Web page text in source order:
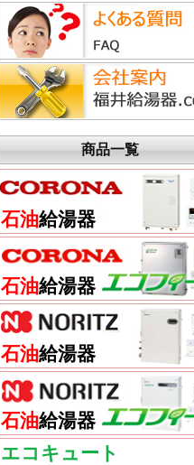
商品一覧
石油給湯器
石油給湯器
石油給湯器
石油給湯器
エコキュート